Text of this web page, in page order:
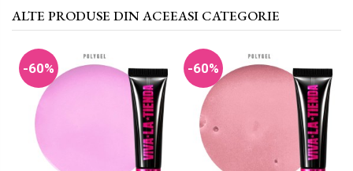
ALTE PRODUSE DIN ACEEASI CATEGORIE
-60% -60%